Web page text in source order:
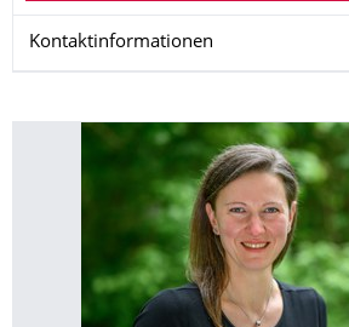
Kontaktinformationen